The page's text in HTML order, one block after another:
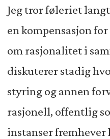
Jeg tror føleriet
en kompensasjon
om rasjonalitet i
diskuterer stadig
styring og annen
rasjonell, offentlig
instanser